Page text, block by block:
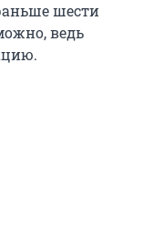
шести
ведь